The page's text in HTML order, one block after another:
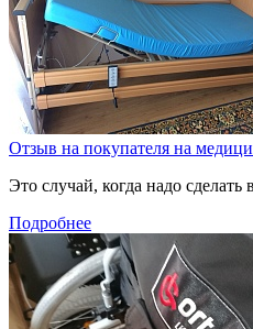
Отзыв на покупателя на
Это случай, когда надо
Подробнее